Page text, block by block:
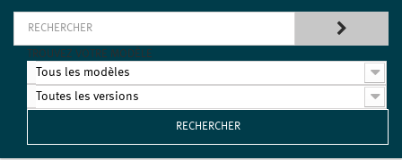
TROUVEZ VOTRE MODÈLE
Tous les modèles
Toutes les versions
RECHERCHER